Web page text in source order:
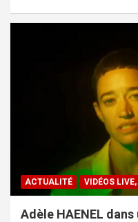
ACTUALITÉ VIDÉOS
Adèle HAENEL